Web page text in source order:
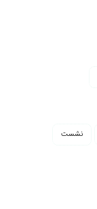
نشست